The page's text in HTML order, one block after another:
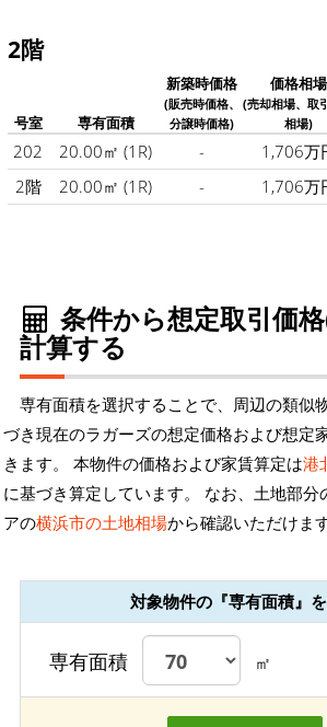
2階
号室 専有面積
新築時価格
(販売時価格、
分譲時価格)
価格相場
(売却相場、取
相場)
202 20.00㎡ (1R) - 1,706万
2階
20.00㎡ (1R) - 1,706万
条件から想定取引価
計算する
専有面積を選択することで、周辺の類似
づき現在のラガーズの想定価格および想定
きます。 本物件の価格および家賃算定は港
に基づき算定しています。 なお、土地部分
アの横浜市の土地相場から確認いただけます
対象物件の『専有面積』
専有面積 ㎡